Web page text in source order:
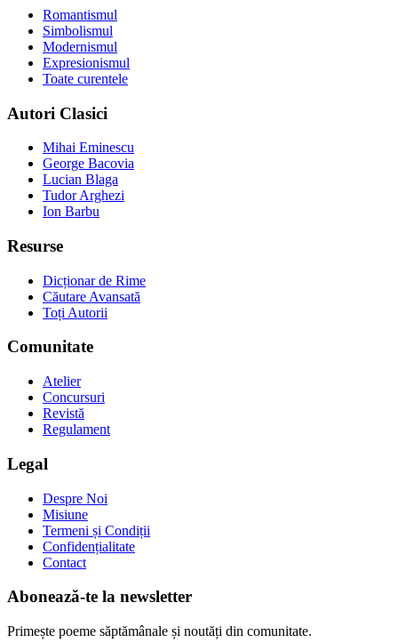
Romantismul
Simbolismul
Modernismul
Expresionismul
Toate curentele
Autori Clasici
Mihai Eminescu
George Bacovia
Lucian Blaga
Tudor Arghezi
Ion Barbu
Resurse
Dicționar de Rime
Căutare Avansată
Toți Autorii
Comunitate
Atelier
Concursuri
Revistă
Regulament
Legal
Despre Noi
Misiune
Termeni și Condiții
Confidențialitate
Contact
Abonează-te la newsletter
Primește poeme săptămânale și noutăți din comunitate.